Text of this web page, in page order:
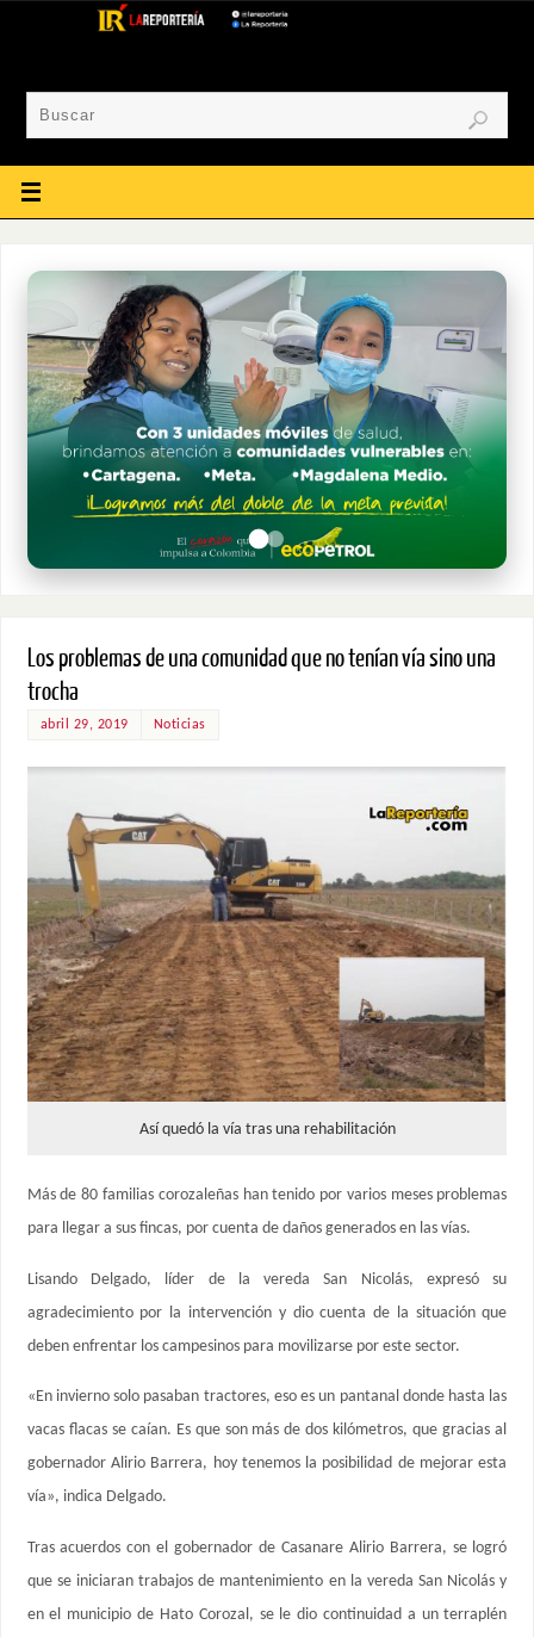
Los problemas de una comunidad que no tenían vía sino una
trocha
abril 29, 2019 Noticias
Así quedó la vía tras una rehabilitación
Más de 80 familias corozaleñas han tenido por varios meses problemas
para llegar a sus fincas, por cuenta de daños generados en las vías.
Lisando Delgado, líder de la vereda San Nicolás, expresó su
agradecimiento por la intervención y dio cuenta de la situación que
deben enfrentar los campesinos para movilizarse por este sector.
«En invierno solo pasaban tractores, eso es un pantanal donde hasta las
vacas flacas se caían. Es que son más de dos kilómetros, que gracias al
gobernador Alirio Barrera, hoy tenemos la posibilidad de mejorar esta
vía», indica Delgado.
Tras acuerdos con el gobernador de Casanare Alirio Barrera, se logró
que se iniciaran trabajos de mantenimiento en la vereda San Nicolás y
en el municipio de Hato Corozal, se le dio continuidad a un terraplén